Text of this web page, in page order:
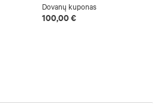
Dovanų kuponas
100,00 €